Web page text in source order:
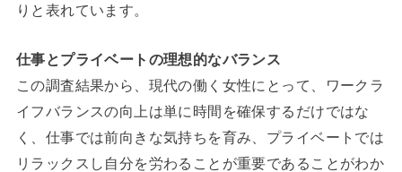
りと表れています。
仕事とプライベートの理想的なバランス
この調査結果から、現代の働く女性にとって、ワークラ
イフバランスの向上は単に時間を確保するだけではな
く、仕事では前向きな気持ちを育み、プライベートでは
リラックスし自分を労わることが重要であることがわか